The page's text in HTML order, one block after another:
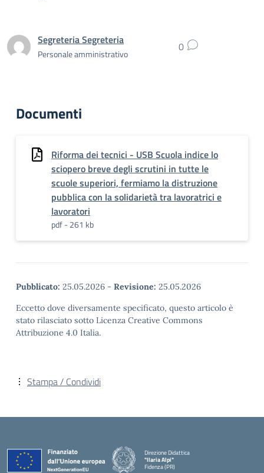
Segreteria Segreteria
Personale amministrativo 0
Documenti
Riforma dei tecnici - USB Scuola indice lo
sciopero breve degli scrutini in tutte le
scuole superiori, fermiamo la distruzione
pubblica con la solidarietà tra lavoratrici e
lavoratori
pdf - 261 kb
Pubblicato: 25.05.2026 - Revisione: 25.05.2026
Eccetto dove diversamente specificato, questo articolo è
stato rilasciato sotto Licenza Creative Commons
Attribuzione 4.0 Italia.
Stampa / Condividi
Direzione Didattica
"Ilaria Alpi"
Fidenza (PR)